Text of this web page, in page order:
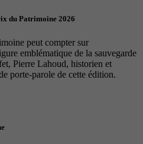
du Patrimoine 2026
peut compter sur
emblématique de la sauvegarde
Pierre Lahoud, historien et
porte-parole de cette édition.